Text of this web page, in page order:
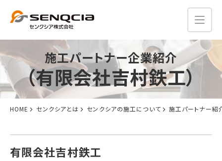
HOME センクシアとは センクシアの施工について 施工パートナー紹
施工パートナー企業紹介
（有限会社吉村鉄工）
有限会社吉村鉄工